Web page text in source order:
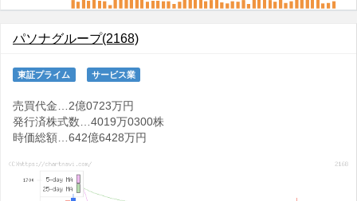
パソナグループ(2168)
東証プライム サービス業
売買代金…2億0723万円
発行済株式数…4019万0300株
時価総額…642億6428万円